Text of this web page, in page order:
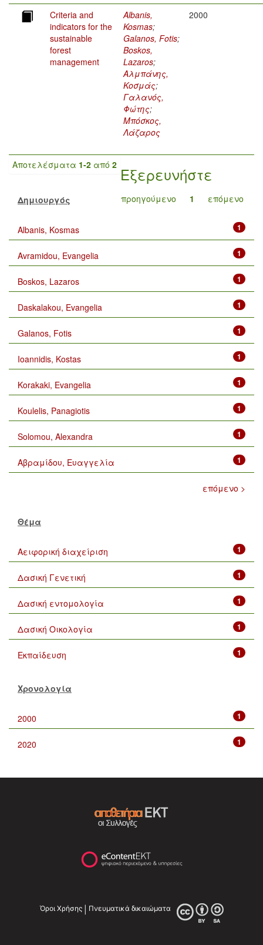
Criteria and
indicators for the
sustainable
forest
management
Albanis,
Kosmas;
Galanos, Fotis;
Boskos,
Lazaros;
Αλμπάνης,
Κοσμάς;
Γαλανός,
Φώτης;
Μπόσκος,
Λάζαρος
2000
Αποτελέσματα 1-2 από 2
προηγούμενο 1 επόμενο
Εξερευνήστε
Δημιουργός
1
Albanis, Kosmas
1
Avramidou, Evangelia
1
Boskos, Lazaros
1
Daskalakou, Evangelia
1
Galanos, Fotis
1
Ioannidis, Kostas
1
Korakaki, Evangelia
1
Koulelis, Panagiotis
1
Solomou, Alexandra
1
Αβραμίδου, Ευαγγελία
επόμενο >
Θέμα
1
Αειφορική διαχείριση
1
Δασική Γενετική
1
Δασική εντομολογία
1
Δασική Οικολογία
1
Εκπαίδευση
Χρονολογία
1
2000
1
2020